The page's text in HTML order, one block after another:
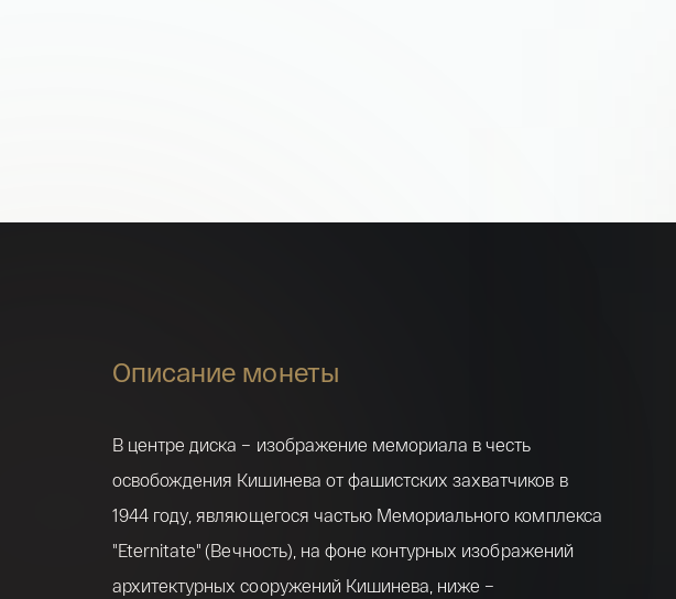
Описание монеты
В центре диска – изображение мемориала в честь
освобождения Кишинева от фашистских захватчиков в
1944 году, являющегося частью Мемориального комплекса
"Eternitate" (Вечность), на фоне контурных изображений
архитектурных сооружений Кишинева, ниже –